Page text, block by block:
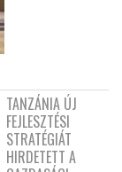
TANZÁNIA ÚJ
FEJLESZTÉSI
STRATÉGIÁT
HIRDETETT A